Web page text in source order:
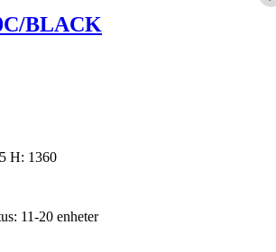
BLACK
H: 1360
11-20 enheter